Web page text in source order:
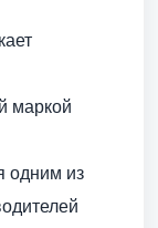
маркой
одним из